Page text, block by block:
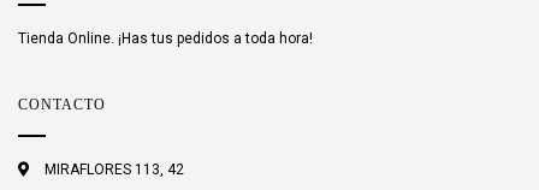
Tienda Online. ¡Has tus pedidos a toda hora!
CONTACTO
MIRAFLORES 113, 42